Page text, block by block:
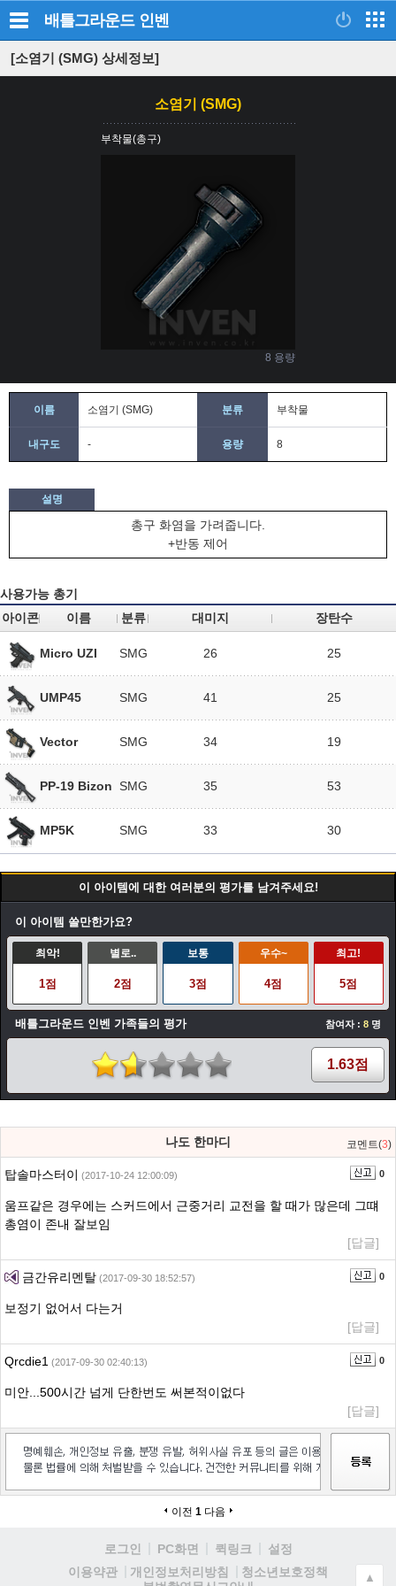
배틀그라운드 인벤
[소염기 (SMG) 상세정보]
소염기 (SMG)
부착물(총구)
8 용량
이름 소염기 (SMG) 분류 부착물
내구도 - 용량 8
설명
총구 화염을 가려줍니다.
+반동 제어
사용가능 총기
아이콘
이름 분류 대미지 장탄수
Micro UZI SMG 26 25
UMP45 SMG 41 25
Vector SMG 34 19
PP-19 Bizon SMG 35 53
MP5K SMG 33 30
이 아이템에 대한 여러분의 평가를 남겨주세요!
이 아이템 쓸만한가요?
최악!
1점
별로..
2점
보통
3점
우수~
4점
최고!
5점
배틀그라운드 인벤 가족들의 평가 참여자 : 8 명
1.63점
나도 한마디 코멘트(3)
탑솔마스터이 (2017-10-24 12:00:09) 0
움프같은 경우에는 스커드에서 근중거리 교전을 할 때가 많은데 그떄
총염이 존내 잘보임
[답글]
금간유리멘탈 (2017-09-30 18:52:57) 0
보정기 없어서 다는거
[답글]
Qrcdie1 (2017-09-30 02:40:13) 0
미안...500시간 넘게 단한번도 써본적이없다
[답글]
이전 1 다음
로그인 PC화면 퀵링크
설정
이용약관
개인정보처리방침
청소년보호정책
▲